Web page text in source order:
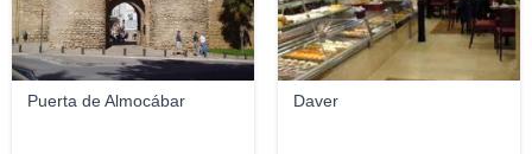
Puerta de Almocábar Daver